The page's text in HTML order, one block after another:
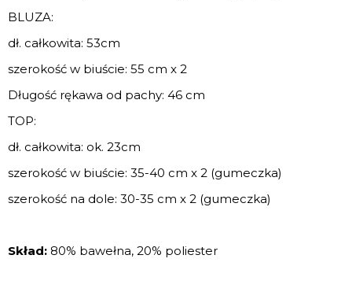
BLUZA:
dł. całkowita: 53cm
szerokość w biuście: 55 cm x 2
Długość rękawa od pachy: 46 cm
TOP:
dł. całkowita: ok. 23cm
szerokość w biuście: 35-40 cm x 2 (gumeczka)
szerokość na dole: 30-35 cm x 2 (gumeczka)
Skład: 80% bawełna, 20% poliester